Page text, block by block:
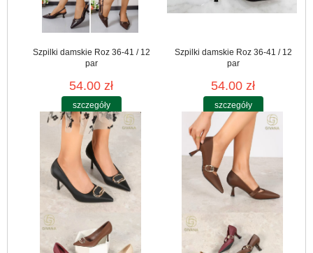
Szpilki damskie Roz 36-41 / 12
par
54.00 zł
szczegóły
Szpilki damskie Roz 36-41 / 12
par
54.00 zł
szczegóły